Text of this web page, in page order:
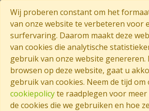
Wij proberen constant om het
van onze website te verbeteren voor
surfervaring. Daarom maakt deze
van cookies die analytische
gebruik van onze website genereren.
browsen op deze website, gaat u
gebruik van cookies. Neem de tijd om
cookiepolicyte raadplegen voor
de cookies die we gebruiken en hoe